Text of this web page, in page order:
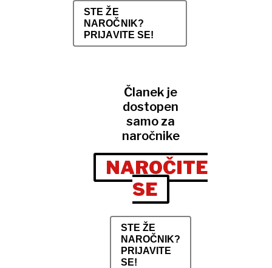
STE ŽE
NAROČNIK?
PRIJAVITE SE!
Članek je
dostopen
samo za
naročnike
NAROČITE
SE
STE ŽE
NAROČNIK?
PRIJAVITE
SE!